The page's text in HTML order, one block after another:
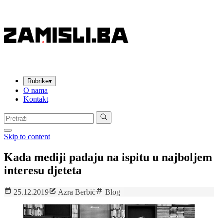
Rubrike▾
O nama
Kontakt
Pretraga:
Skip to content
Kada mediji padaju na ispitu u najboljem
interesu djeteta
25.12.2019 Azra Berbić Blog